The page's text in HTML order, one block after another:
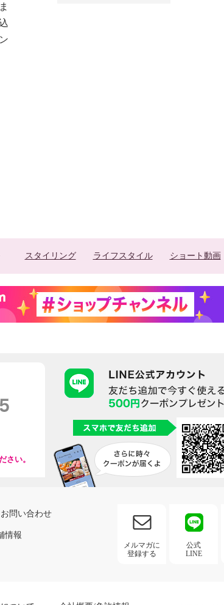
スタイリング ライフスタイル ショート動画
さい。
お問い合わせ
情報
メルマガに
登録する
公式
LINE